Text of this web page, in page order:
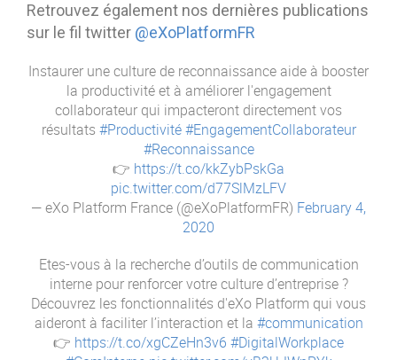
Retrouvez également nos dernières publications
sur le fil twitter @eXoPlatformFR
Instaurer une culture de reconnaissance aide à booster
la productivité et à améliorer l'engagement
collaborateur qui impacteront directement vos
résultats #Productivité #EngagementCollaborateur
#Reconnaissance
👉 https://t.co/kkZybPskGa
pic.twitter.com/d77SlMzLFV
— eXo Platform France (@eXoPlatformFR) February 4,
2020
Etes-vous à la recherche d’outils de communication
interne pour renforcer votre culture d’entreprise ?
Découvrez les fonctionnalités d'eXo Platform qui vous
aideront à faciliter l’interaction et la #communication
👉 https://t.co/xgCZeHn3v6 #DigitalWorkplace